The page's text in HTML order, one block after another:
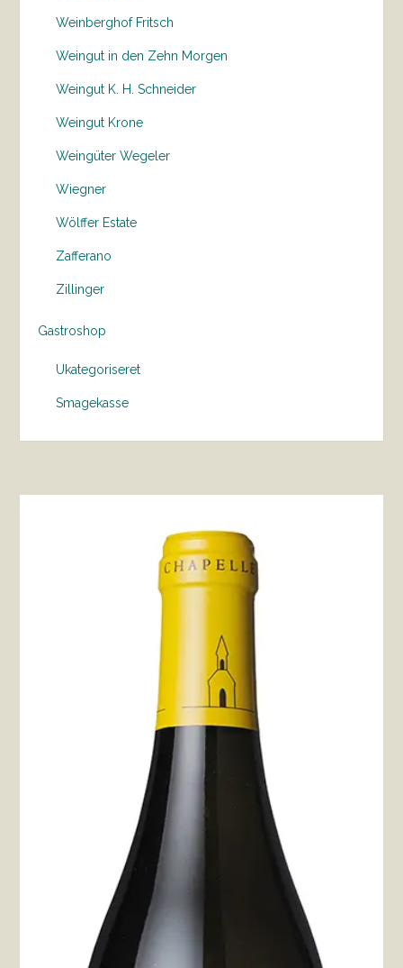
Weinberghof Fritsch
Weingut in den Zehn Morgen
Weingut K. H. Schneider
Weingut Krone
Weingüter Wegeler
Wiegner
Wölffer Estate
Zafferano
Zillinger
Gastroshop
Ukategoriseret
Smagekasse